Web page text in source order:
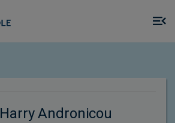
Harry Andronicou